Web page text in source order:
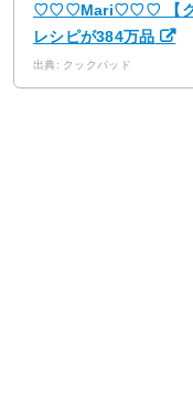
♡♡♡Mari♡♡♡ 【クッ
レシピが384万品
出典: クックパッド